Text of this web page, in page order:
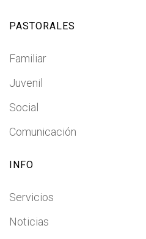
PASTORALES
Familiar
Juvenil
Social
Comunicación
INFO
Servicios
Noticias